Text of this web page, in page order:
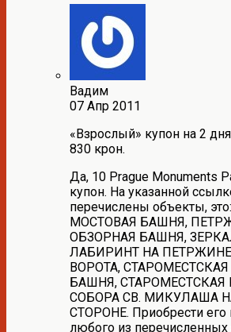
Вадим
07 Апр 2011
«Взрослый» купон на 2
830 крон.
Да, 10 Prague Monuments
купон. На указанной
перечислены объекты,
МОСТОВАЯ БАШНЯ,
ОБЗОРНАЯ БАШНЯ,
ЛАБИРИНТ НА
ВОРОТА,
БАШНЯ, СТАРОМЕСТСКАЯ
СОБОРА СВ. МИКУЛАША
СТОРОНЕ. Приобрести
любого из перечисленных